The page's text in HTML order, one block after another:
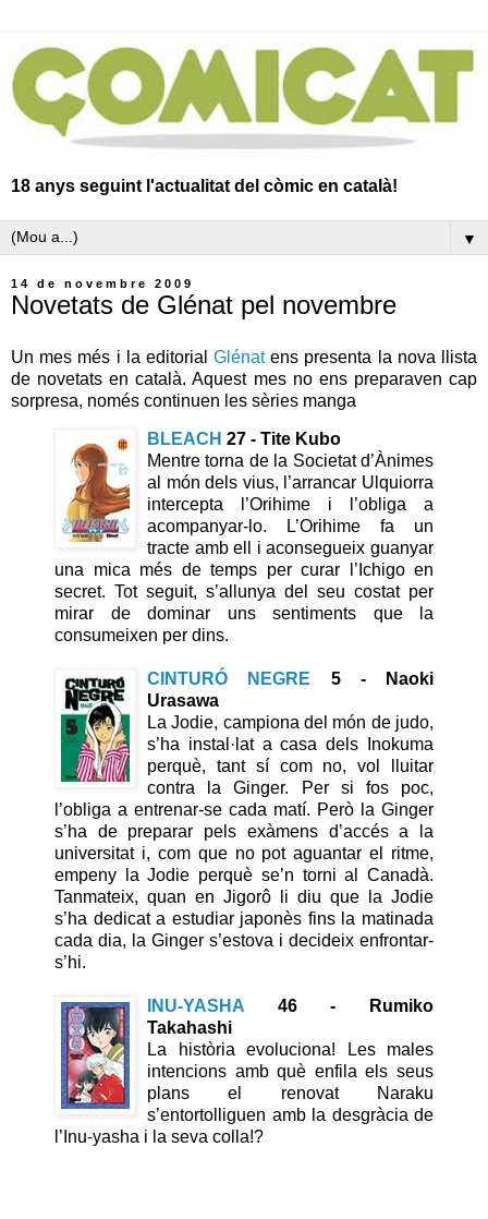
18 anys seguint l'actualitat del còmic en català!
▼
14 de novembre 2009
Novetats de Glénat pel novembre
Un mes més i la editorialGlénatens presenta la nova llista
de novetats en català. Aquest mes no ens preparaven cap
sorpresa, només continuen les sèries manga
BLEACH 27 - Tite Kubo
Mentre torna de la Societat d’Ànimes
al món dels vius, l’arrancar Ulquiorra
intercepta l’Orihime i l’obliga a
acompanyar-lo. L’Orihime fa un
tracte amb ell i aconsegueix guanyar
una mica més de temps per curar l’Ichigo en
secret. Tot seguit, s’allunya del seu costat per
mirar de dominar uns sentiments que la
consumeixen per dins.
CINTURÓ NEGRE 5 - Naoki
Urasawa
La Jodie, campiona del món de judo,
s’ha instal·lat a casa dels Inokuma
perquè, tant sí com no, vol lluitar
contra la Ginger. Per si fos poc,
l’obliga a entrenar-se cada matí. Però la Ginger
s’ha de preparar pels exàmens d’accés a la
universitat i, com que no pot aguantar el ritme,
empeny la Jodie perquè se’n torni al Canadà.
Tanmateix, quan en Jigorô li diu que la Jodie
s’ha dedicat a estudiar japonès fins la matinada
cada dia, la Ginger s’estova i decideix enfrontar-
s’hi.
INU-YASHA 46 - Rumiko
Takahashi
La història evoluciona! Les males
intencions amb què enfila els seus
plans el renovat Naraku
s’entortolliguen amb la desgràcia de
l’Inu-yasha i la seva colla!?